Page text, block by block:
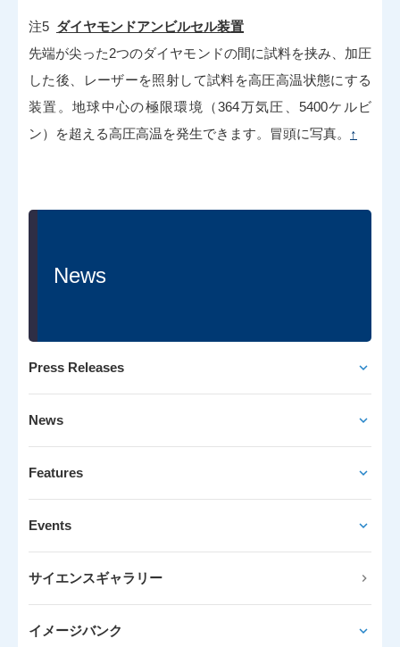
注5 ダイヤモンドアンビルセル装置
先端が尖った2つのダイヤモンドの間に試料を挟み、加圧
した後、レーザーを照射して試料を高圧高温状態にする
装置。地球中心の極限環境（364万気圧、5400ケルビ
ン）を超える高圧高温を発生できます。冒頭に写真。
↑
News
Press Releases
News
Features
Events
サイエンスギャラリー
イメージバンク